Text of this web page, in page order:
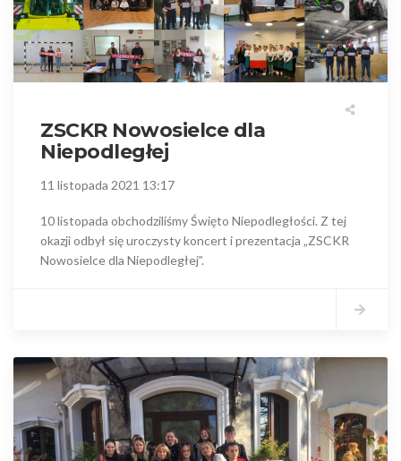
ZSCKR Nowosielce dla
Niepodległej
11 listopada 2021 13:17
10 listopada obchodziliśmy Święto Niepodległości. Z tej
okazji odbył się uroczysty koncert i prezentacja „ZSCKR
Nowosielce dla Niepodległej”.